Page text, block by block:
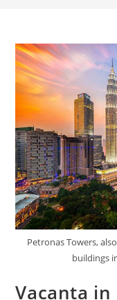
Petronas Towers,
buildings
Vacanta in